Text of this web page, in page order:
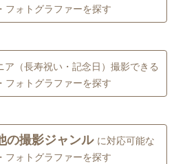
フォトグラファーを探す
ア（長寿祝い・記念日）撮影できる
フォトグラファーを探す
の撮影ジャンル に対応可能な
フォトグラファーを探す